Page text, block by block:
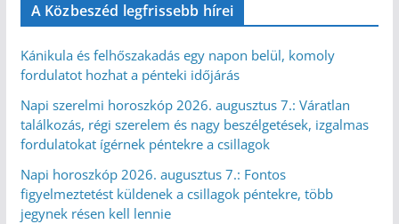
A Közbeszéd legfrissebb hírei
Kánikula és felhőszakadás egy napon belül, komoly
fordulatot hozhat a pénteki időjárás
Napi szerelmi horoszkóp 2026. augusztus 7.: Váratlan
találkozás, régi szerelem és nagy beszélgetések, izgalmas
fordulatokat ígérnek péntekre a csillagok
Napi horoszkóp 2026. augusztus 7.: Fontos
figyelmeztetést küldenek a csillagok péntekre, több
jegynek résen kell lennie